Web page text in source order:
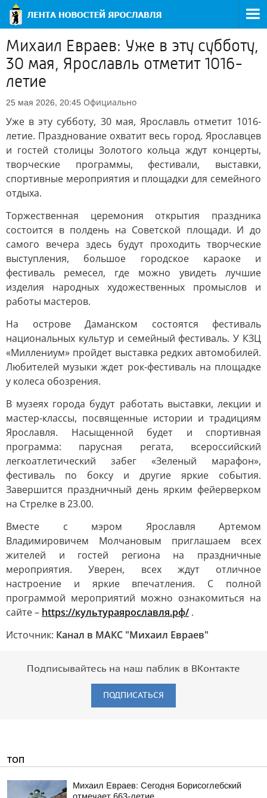
Михаил Евраев: Уже в эту субботу,
30 мая, Ярославль отметит 1016-
летие
25 мая 2026, 20:45 Официально
Уже в эту субботу, 30 мая, Ярославль отметит 1016-
летие. Празднование охватит весь город. Ярославцев
и гостей столицы Золотого кольца ждут концерты,
творческие программы, фестивали, выставки,
спортивные мероприятия и площадки для семейного
отдыха.
Торжественная церемония открытия праздника
состоится в полдень на Советской площади. И до
самого вечера здесь будут проходить творческие
выступления, большое городское караоке и
фестиваль ремесел, где можно увидеть лучшие
изделия народных художественных промыслов и
работы мастеров.
На острове Даманском состоятся фестиваль
национальных культур и семейный фестиваль. У КЗЦ
«Миллениум» пройдет выставка редких автомобилей.
Любителей музыки ждет рок-фестиваль на площадке
у колеса обозрения.
В музеях города будут работать выставки, лекции и
мастер-классы, посвященные истории и традициям
Ярославля. Насыщенной будет и спортивная
программа: парусная регата, всероссийский
легкоатлетический забег «Зеленый марафон»,
фестиваль по боксу и другие яркие события.
Завершится праздничный день ярким фейерверком
на Стрелке в 23.00.
Вместе с мэром Ярославля Артемом
Владимировичем Молчановым приглашаем всех
жителей и гостей региона на праздничные
мероприятия. Уверен, всех ждут отличное
настроение и яркие впечатления. С полной
программой мероприятий можно ознакомиться на
сайте – https://культураярославля.рф/ .
Источник: Канал в МАКС "Михаил Евраев"
Подписывайтесь на наш паблик в ВКонтакте
ПОДПИСАТЬСЯ
ТОП
Михаил Евраев: Сегодня Борисоглебский